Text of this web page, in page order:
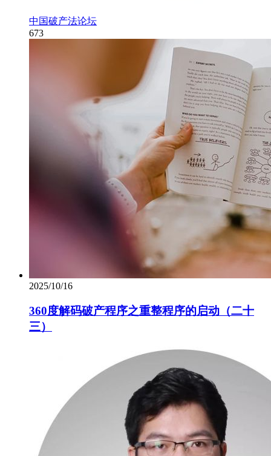
中国破产法论坛
673
2025/10/16
360度解码破产程序之重整程序的启动（二十
三）